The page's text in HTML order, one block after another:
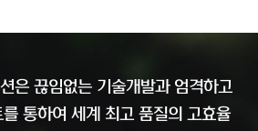
은 끊임없는 기술개발과 엄격하고
통하여 세계 최고 품질의 고효율